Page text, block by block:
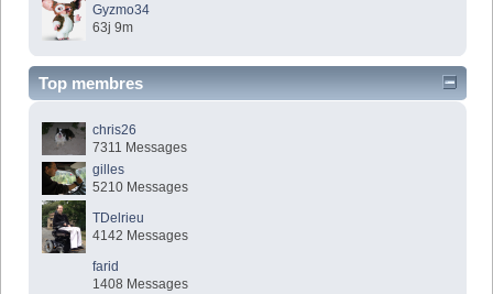
Gyzmo34
63j 9m
Top membres
chris26
7311 Messages
gilles
5210 Messages
TDelrieu
4142 Messages
farid
1408 Messages